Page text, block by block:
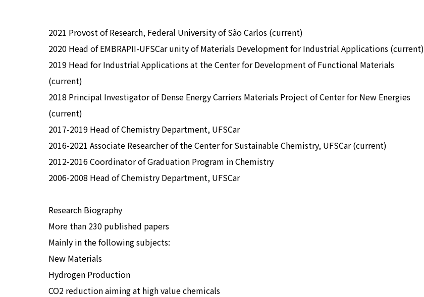
2021 Provost of Research, Federal University of São Carlos (current)
2020 Head of EMBRAPII-UFSCar unity of Materials Development for Industrial Applications (current)
2019 Head for Industrial Applications at the Center for Development of Functional Materials
(current)
2018 Principal Investigator of Dense Energy Carriers Materials Project of Center for New Energies
(current)
2017-2019 Head of Chemistry Department, UFSCar
2016-2021 Associate Researcher of the Center for Sustainable Chemistry, UFSCar (current)
2012-2016 Coordinator of Graduation Program in Chemistry
2006-2008 Head of Chemistry Department, UFSCar
Research Biography
More than 230 published papers
Mainly in the following subjects:
New Materials
Hydrogen Production
CO2 reduction aiming at high value chemicals